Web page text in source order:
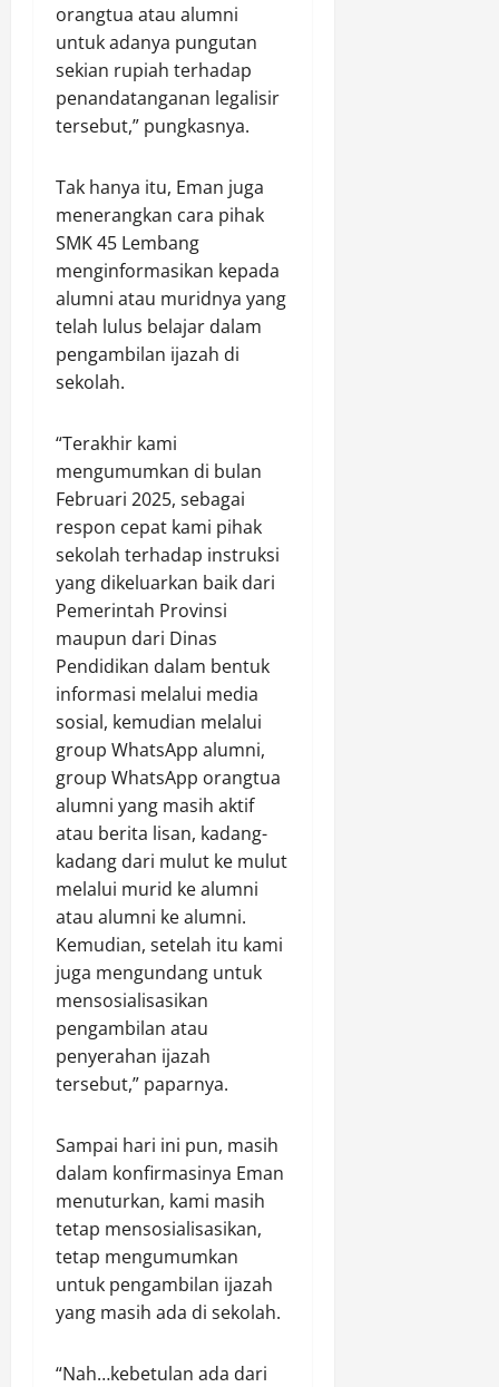
orangtua atau alumni
untuk adanya pungutan
sekian rupiah terhadap
penandatanganan legalisir
tersebut,” pungkasnya.
Tak hanya itu, Eman juga
menerangkan cara pihak
SMK 45 Lembang
menginformasikan kepada
alumni atau muridnya yang
telah lulus belajar dalam
pengambilan ijazah di
sekolah.
“Terakhir kami
mengumumkan di bulan
Februari 2025, sebagai
respon cepat kami pihak
sekolah terhadap instruksi
yang dikeluarkan baik dari
Pemerintah Provinsi
maupun dari Dinas
Pendidikan dalam bentuk
informasi melalui media
sosial, kemudian melalui
group WhatsApp alumni,
group WhatsApp orangtua
alumni yang masih aktif
atau berita lisan, kadang-
kadang dari mulut ke mulut
melalui murid ke alumni
atau alumni ke alumni.
Kemudian, setelah itu kami
juga mengundang untuk
mensosialisasikan
pengambilan atau
penyerahan ijazah
tersebut,” paparnya.
Sampai hari ini pun, masih
dalam konfirmasinya Eman
menuturkan, kami masih
tetap mensosialisasikan,
tetap mengumumkan
untuk pengambilan ijazah
yang masih ada di sekolah.
“Nah…kebetulan ada dari